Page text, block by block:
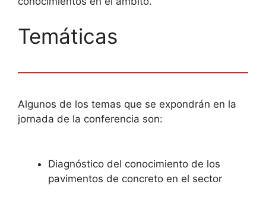
Temáticas
Algunos de los temas que se expondrán en la
jornada de la conferencia son:
Diagnóstico del conocimiento de los
pavimentos de concreto en el sector